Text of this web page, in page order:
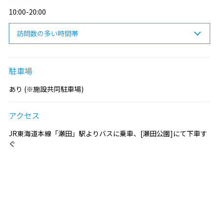
10:00-20:00
訪問数の多い時間帯
駐車場
あり (※施設共同駐車場)
アクセス
JR東海道本線「瀬田」駅よりバスに乗車、[瀬田公園]にて下車す
ぐ